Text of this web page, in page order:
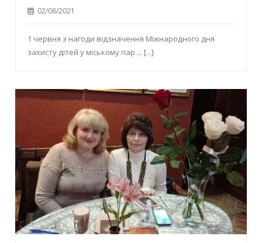
02/06/2021
1 червня з нагоди відзначення Міжнародного дня
захисту дітей у міському пар ... [...]